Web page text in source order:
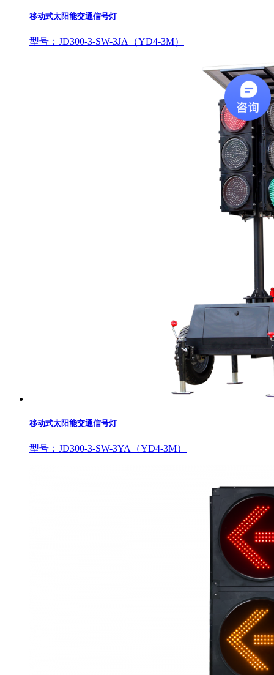
移动式太阳能交通信号灯
型号：JD300-3-SW-3JA（YD4-3M）
移动式太阳能交通信号灯
型号：JD300-3-SW-3YA（YD4-3M）